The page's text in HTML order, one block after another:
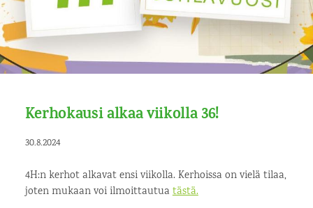
Kerhokausi alkaa viikolla 36!
30.8.2024
4H:n kerhot alkavat ensi viikolla. Kerhoissa on vielä tilaa,
joten mukaan voi ilmoittautuatästä.